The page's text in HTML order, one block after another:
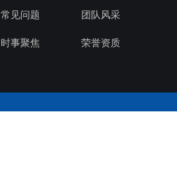
常见问题
时事聚焦
团队风采
荣誉资质